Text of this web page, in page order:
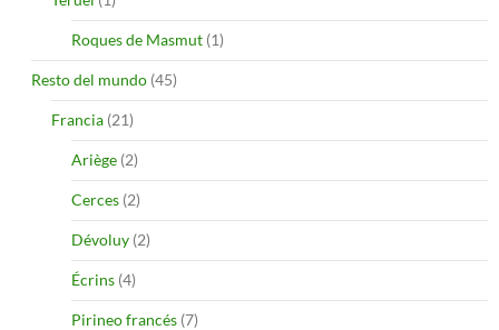
Roques de Masmut (1)
Resto del mundo (45)
Francia (21)
Ariège (2)
Cerces (2)
Dévoluy (2)
Écrins (4)
Pirineo francés (7)